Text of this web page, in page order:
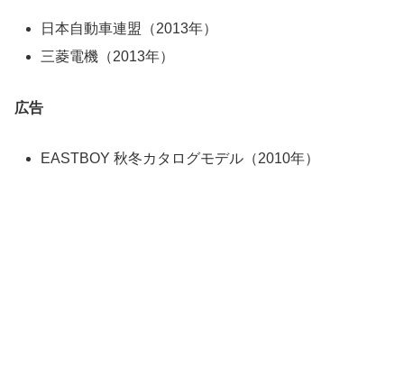
日本自動車連盟（2013年）
三菱電機（2013年）
広告
EASTBOY 秋冬カタログモデル（2010年）